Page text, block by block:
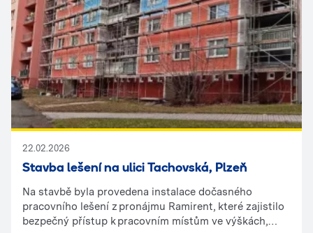
22.02.2026
Stavba lešení na ulici Tachovská, Plzeň
Na stavbě byla provedena instalace dočasného
pracovního lešení z pronájmu Ramirent, které zajistilo
bezpečný přístup k pracovním místům ve výškách,